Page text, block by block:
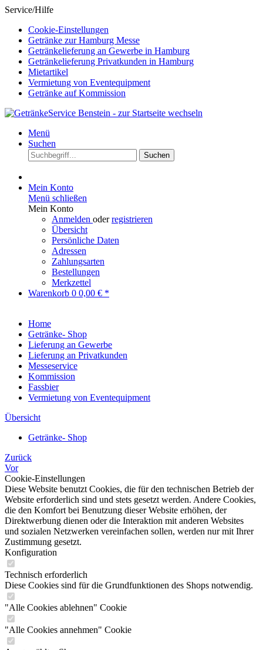
Service/Hilfe
Cookie-Einstellungen
Getränke zur Hamburg Messe
Getränkelieferung an Gewerbe in Hamburg
Getränkelieferung Privatkunden in Hamburg
Mietartikel
Vermietung von Eventequipment
Getränke auf Kommission
Menü
Suchen
Suchen
Mein Konto
Menü schließen
Mein Konto
Anmelden oderregistrieren
Übersicht
Persönliche Daten
Adressen
Zahlungsarten
Bestellungen
Merkzettel
Warenkorb 0 0,00 € *
Home
Getränke- Shop
Lieferung an Gewerbe
Lieferung an Privatkunden
Messeservice
Kommission
Fassbier
Vermietung von Eventequipment
Übersicht
Getränke- Shop
Zurück
Vor
Cookie-Einstellungen
Diese Website benutzt Cookies, die für den technischen Betrieb der
Website erforderlich sind und stets gesetzt werden. Andere Cookies,
die den Komfort bei Benutzung dieser Website erhöhen, der
Direktwerbung dienen oder die Interaktion mit anderen Websites
und sozialen Netzwerken vereinfachen sollen, werden nur mit Ihrer
Zustimmung gesetzt.
Konfiguration
Technisch erforderlich
Diese Cookies sind für die Grundfunktionen des Shops notwendig.
"Alle Cookies ablehnen" Cookie
"Alle Cookies annehmen" Cookie